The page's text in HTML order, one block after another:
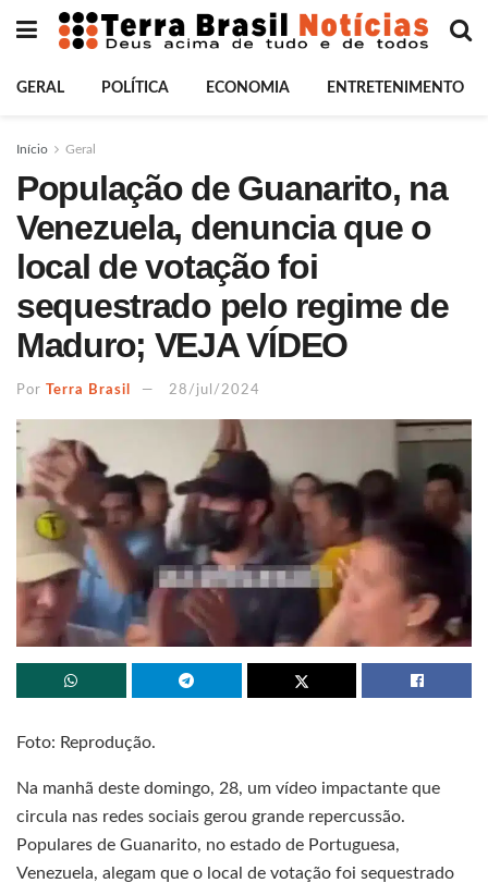
GERAL POLÍTICA ECONOMIA ENTRETENIMENTO
Início Geral
População de Guanarito, na
Venezuela, denuncia que o
local de votação foi
sequestrado pelo regime de
Maduro; VEJA VÍDEO
Por Terra Brasil 28/jul/2024
Foto: Reprodução.
Na manhã deste domingo, 28, um vídeo impactante que
circula nas redes sociais gerou grande repercussão.
Populares de Guanarito, no estado de Portuguesa,
Venezuela, alegam que o local de votação foi sequestrado